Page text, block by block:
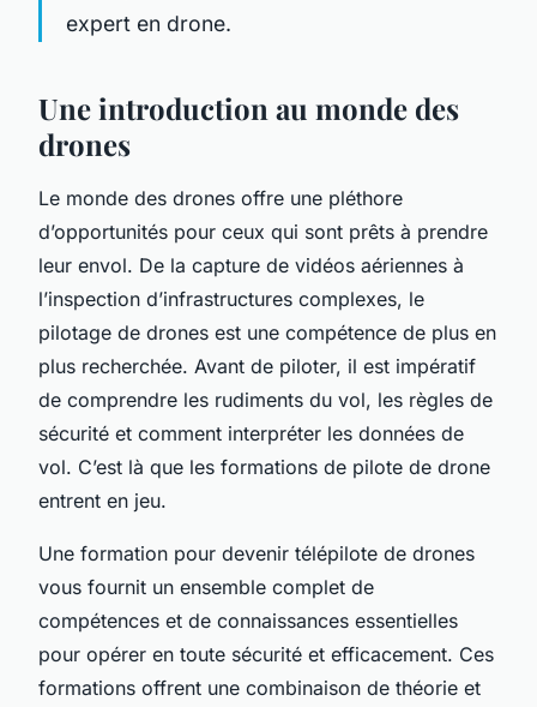
expert en drone.
Une introduction au monde des
drones
Le monde des drones offre une pléthore
d’opportunités pour ceux qui sont prêts à prendre
leur envol. De la capture de vidéos aériennes à
l’inspection d’infrastructures complexes, le
pilotage de drones est une compétence de plus en
plus recherchée. Avant de piloter, il est impératif
de comprendre les rudiments du vol, les règles de
sécurité et comment interpréter les données de
vol. C’est là que les formations de pilote de drone
entrent en jeu.
Une formation pour devenir télépilote de drones
vous fournit un ensemble complet de
compétences et de connaissances essentielles
pour opérer en toute sécurité et efficacement. Ces
formations offrent une combinaison de théorie et